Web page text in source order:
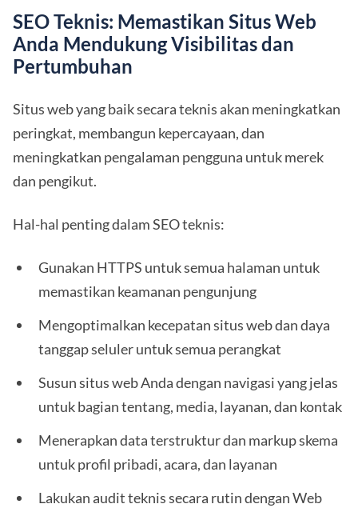
SEO Teknis: Memastikan Situs Web
Anda Mendukung Visibilitas dan
Pertumbuhan
Situs web yang baik secara teknis akan meningkatkan
peringkat, membangun kepercayaan, dan
meningkatkan pengalaman pengguna untuk merek
dan pengikut.
Hal-hal penting dalam SEO teknis:
Gunakan HTTPS untuk semua halaman untuk
memastikan keamanan pengunjung
Mengoptimalkan kecepatan situs web dan daya
tanggap seluler untuk semua perangkat
Susun situs web Anda dengan navigasi yang jelas
untuk bagian tentang, media, layanan, dan kontak
Menerapkan data terstruktur dan markup skema
untuk profil pribadi, acara, dan layanan
Lakukan audit teknis secara rutin dengan Web